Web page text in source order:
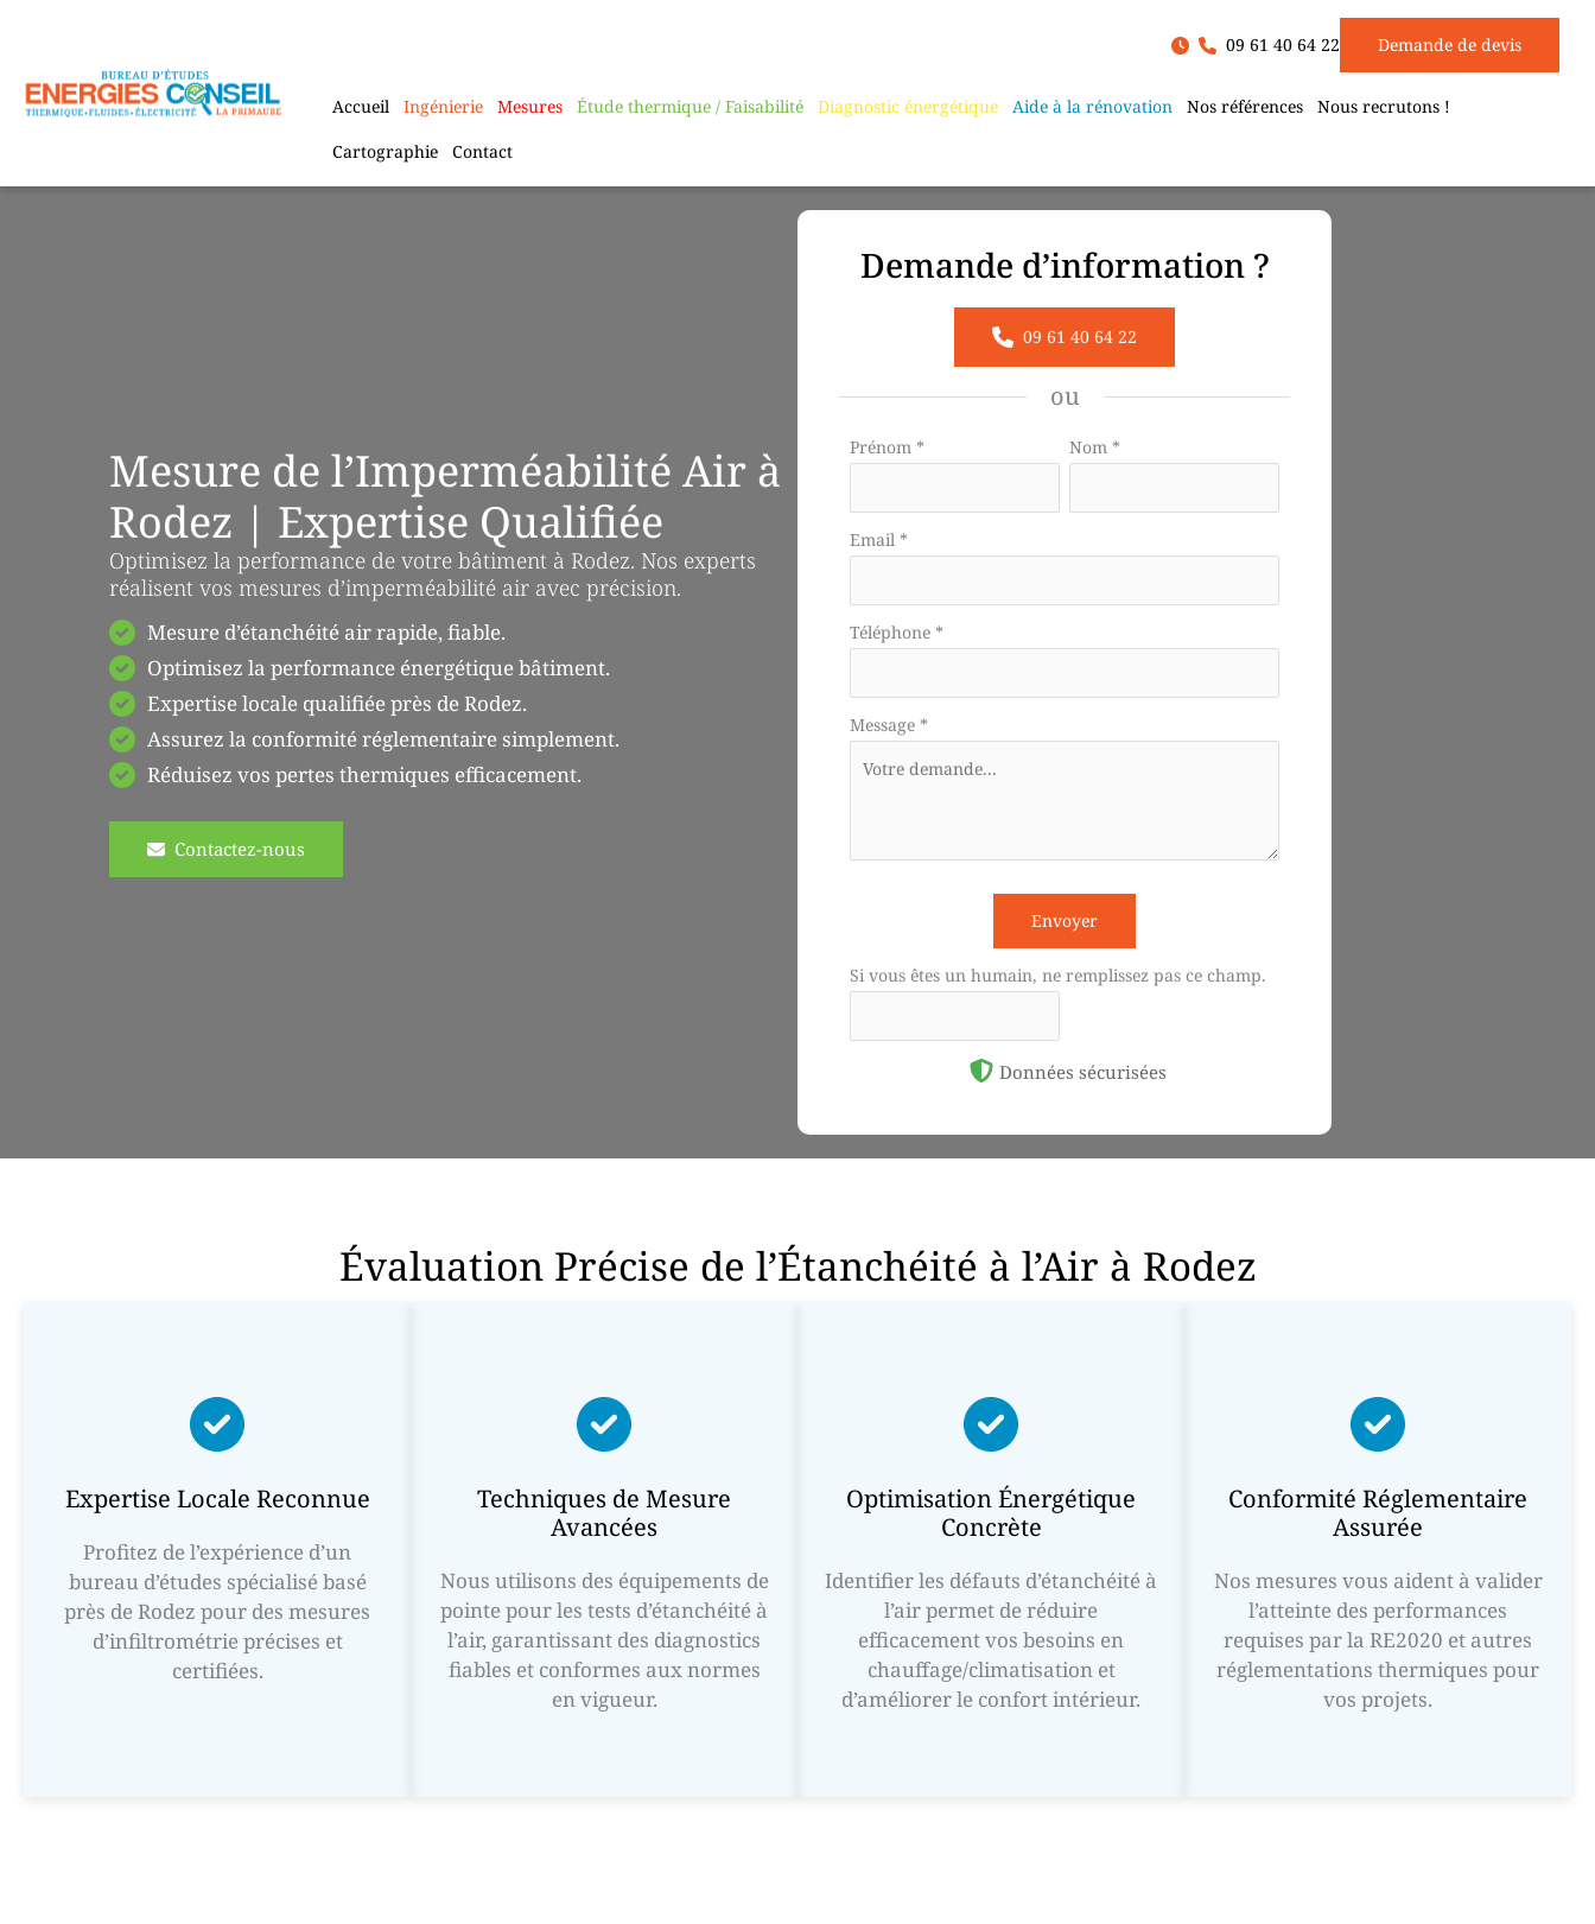
Accueil
Ingénierie Mesures Étude thermique / Faisabilité Diagnostic énergétique Aide à la rénovation Nos références
Nous recrutons !
Cartographie
Contact
09 61 40 64 22 Demande de devis
Mesure de l’Imperméabilité Air à
Rodez | Expertise Qualifiée
Optimisez la performance de votre bâtiment à Rodez. Nos experts
réalisent vos mesures d’imperméabilité air avec précision.
Mesure d’étanchéité air rapide, fiable.
Optimisez la performance énergétique bâtiment.
Expertise locale qualifiée près de Rodez.
Assurez la conformité réglementaire simplement.
Réduisez vos pertes thermiques efficacement.
Contactez-nous
Demande d’information ?
09 61 40 64 22
ou
Formulaire
avec
téléphone
Prénom * Nom *
Email *
Téléphone *
Message *
Envoyer
Si vous êtes un humain, ne remplissez pas ce champ.
Données sécurisées
Évaluation Précise de l’Étanchéité à l’Air à Rodez
Expertise Locale Reconnue
Profitez de l’expérience d’un
bureau d’études spécialisé basé
près de Rodez pour des mesures
d’infiltrométrie précises et
certifiées.
Techniques de Mesure
Avancées
Nous utilisons des équipements de
pointe pour les tests d’étanchéité à
l’air, garantissant des diagnostics
fiables et conformes aux normes
en vigueur.
Optimisation Énergétique
Concrète
Identifier les défauts d’étanchéité à
l’air permet de réduire
efficacement vos besoins en
chauffage/climatisation et
d’améliorer le confort intérieur.
Conformité Réglementaire
Assurée
Nos mesures vous aident à valider
l’atteinte des performances
requises par la RE2020 et autres
réglementations thermiques pour
vos projets.